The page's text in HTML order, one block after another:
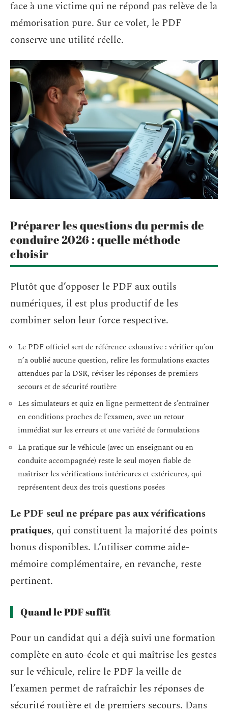
face à une victime qui ne répond pas relève de la
mémorisation pure. Sur ce volet, le PDF
conserve une utilité réelle.
Préparer les questions du permis de
conduire 2026 : quelle méthode
choisir
Plutôt que d’opposer le PDF aux outils
numériques, il est plus productif de les
combiner selon leur force respective.
Le PDF officiel sert de référence exhaustive : vérifier qu’on
n’a oublié aucune question, relire les formulations exactes
attendues par la DSR, réviser les réponses de premiers
secours et de sécurité routière
Les simulateurs et quiz en ligne permettent de s’entraîner
en conditions proches de l’examen, avec un retour
immédiat sur les erreurs et une variété de formulations
La pratique sur le véhicule (avec un enseignant ou en
conduite accompagnée) reste le seul moyen fiable de
maîtriser les vérifications intérieures et extérieures, qui
représentent deux des trois questions posées
Le PDF seul ne prépare pas aux vérifications
pratiques, qui constituent la majorité des points
bonus disponibles. L’utiliser comme aide-
mémoire complémentaire, en revanche, reste
pertinent.
Quand le PDF suffit
Pour un candidat qui a déjà suivi une formation
complète en auto-école et qui maîtrise les gestes
sur le véhicule, relire le PDF la veille de
l’examen permet de rafraîchir les réponses de
sécurité routière et de premiers secours. Dans